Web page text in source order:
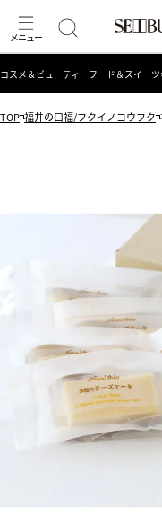
コスメ＆ビューティーフード＆スイーツ
TOP 福井の口福/フクイノコウフク